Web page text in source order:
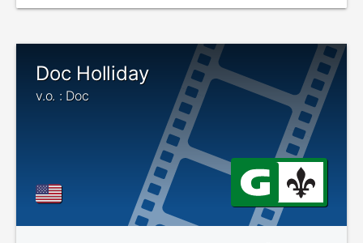
Doc Holliday
v.o. : Doc